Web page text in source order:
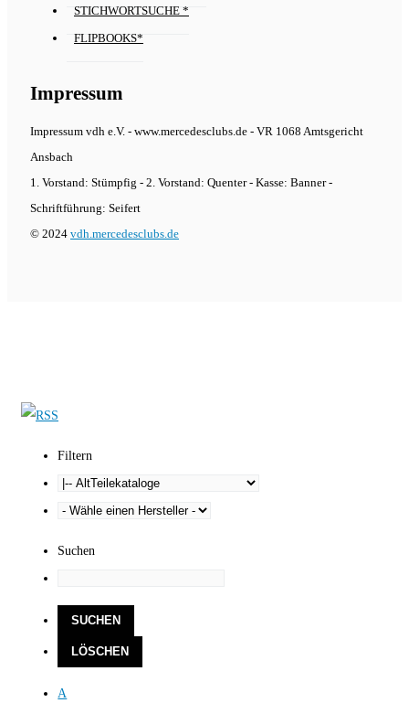
STICHWORTSUCHE *
FLIPBOOKS*
Impressum
Impressum vdh e.V. - www.mercedesclubs.de - VR 1068 Amtsgericht
Ansbach
1. Vorstand: Stümpfig - 2. Vorstand: Quenter - Kasse: Banner -
Schriftführung: Seifert
© 2024 vdh.mercedesclubs.de
Filtern
Suchen
A